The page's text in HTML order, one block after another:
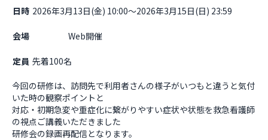
日時 2026年3月13日(金) 10:00～2026年3月15日(日) 23:59
会場
定員 先着100名
今回の研修は、訪問先で利用者さんの様子がいつもと違うと気付
いた時の観察ポイントと
対応・初期急変や重症化に繋がりやすい症状や状態を救急看護師
の視点ご講義いただきました
研修会の録画再配信となります。